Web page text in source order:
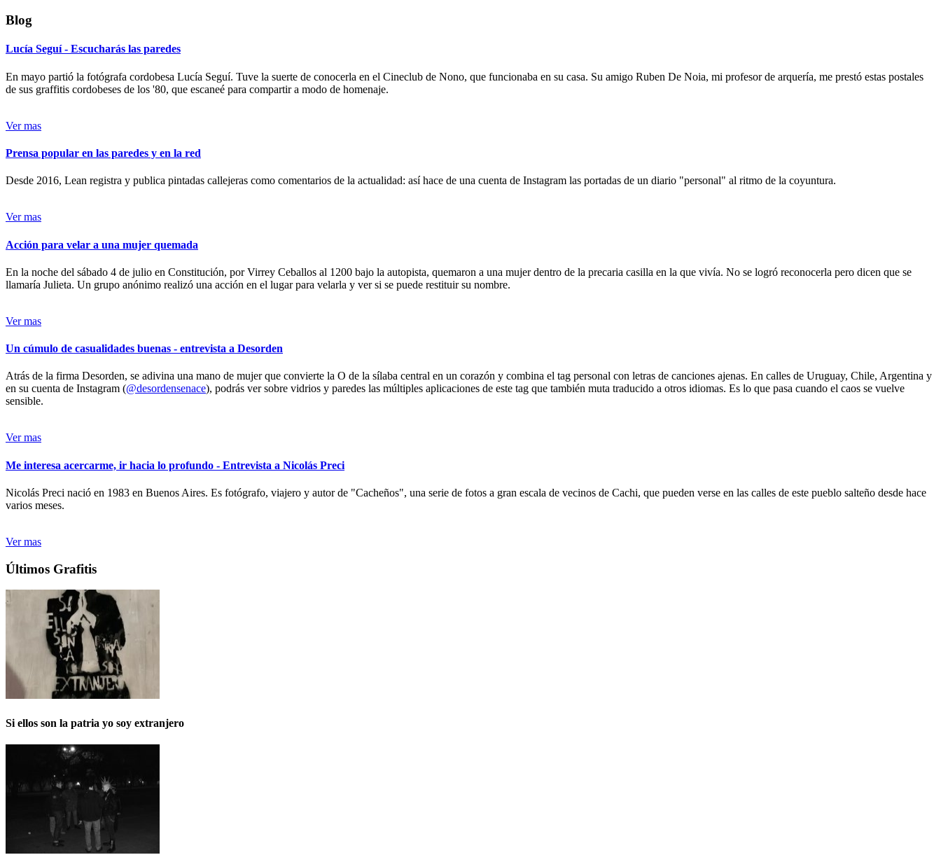
Blog
Lucía Seguí - Escucharás las paredes
En mayo partió la fotógrafa cordobesa Lucía Seguí. Tuve la suerte de conocerla en el Cineclub de Nono, que funcionaba en su casa. Su amigo Ruben De Noia, mi profesor de arquería, me prestó estas postales
de sus graffitis cordobeses de los '80, que escaneé para compartir a modo de homenaje.
Ver mas
Prensa popular en las paredes y en la red
Desde 2016, Lean registra y publica pintadas callejeras como comentarios de la actualidad: así hace de una cuenta de Instagram las portadas de un diario "personal" al ritmo de la coyuntura.
Ver mas
Acción para velar a una mujer quemada
En la noche del sábado 4 de julio en Constitución, por Virrey Ceballos al 1200 bajo la autopista, quemaron a una mujer dentro de la precaria casilla en la que vivía. No se logró reconocerla pero dicen que se
llamaría Julieta. Un grupo anónimo realizó una acción en el lugar para velarla y ver si se puede restituir su nombre.
Ver mas
Un cúmulo de casualidades buenas - entrevista a Desorden
Atrás de la firma Desorden, se adivina una mano de mujer que convierte la O de la sílaba central en un corazón y combina el tag personal con letras de canciones ajenas. En calles de Uruguay, Chile, Argentina y
en su cuenta de Instagram (@desordensenace), podrás ver sobre vidrios y paredes las múltiples aplicaciones de este tag que también muta traducido a otros idiomas. Es lo que pasa cuando el caos se vuelve
sensible.
Ver mas
Me interesa acercarme, ir hacia lo profundo - Entrevista a Nicolás Preci
Nicolás Preci nació en 1983 en Buenos Aires. Es fotógrafo, viajero y autor de "Cacheños", una serie de fotos a gran escala de vecinos de Cachi, que pueden verse en las calles de este pueblo salteño desde hace
varios meses.
Ver mas
Últimos Grafitis
Si ellos son la patria yo soy extranjero